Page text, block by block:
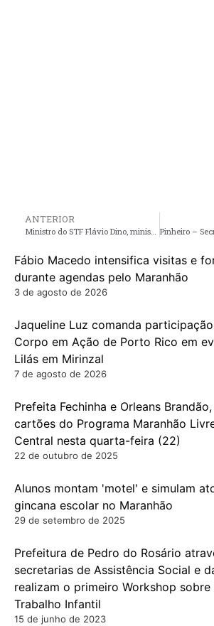
ANTERIOR
Fábio Macedo intensifica visitas e
durante agendas pelo Maranhão
3 de agosto de 2026
Jaqueline Luz comanda
Corpo em Ação de Porto Rico em
Lilás em Mirinzal
7 de agosto de 2026
Prefeita Fechinha e Orleans
cartões do Programa Maranhão
Central nesta quarta-feira (22)
22 de outubro de 2025
Alunos montam 'motel' e simulam
gincana escolar no Maranhão
29 de setembro de 2025
Prefeitura de Pedro do Rosário
secretarias de Assistência Social e
realizam o primeiro Workshop
Trabalho Infantil
15 de junho de 2023